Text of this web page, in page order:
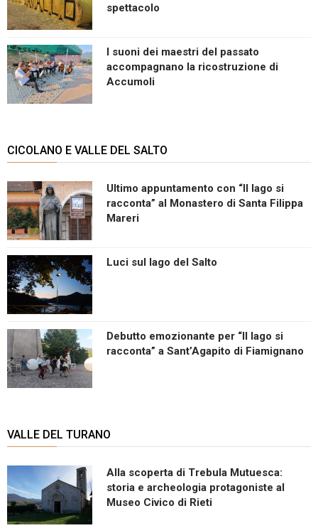
spettacolo
I suoni dei maestri del passato
accompagnano la ricostruzione di
Accumoli
CICOLANO E VALLE DEL SALTO
Ultimo appuntamento con “Il lago si
racconta” al Monastero di Santa Filippa
Mareri
Luci sul lago del Salto
Debutto emozionante per “Il lago si
racconta” a Sant’Agapito di Fiamignano
VALLE DEL TURANO
Alla scoperta di Trebula Mutuesca:
storia e archeologia protagoniste al
Museo Civico di Rieti